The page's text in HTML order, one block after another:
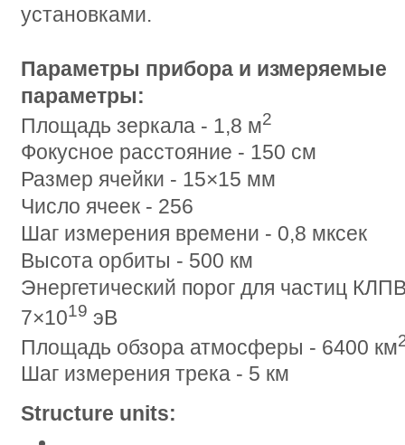
установками.
Параметры прибора и измеряемые
параметры:
Площадь зеркала - 1,8 м2
Фокусное расстояние - 150 см
Размер ячейки - 15×15 мм
Число ячеек - 256
Шаг измерения времени - 0,8 мксек
Высота орбиты - 500 км
Энергетический порог для частиц
7×1019 эВ
Площадь обзора атмосферы - 6400 км
Шаг измерения трека - 5 км
Structure units: